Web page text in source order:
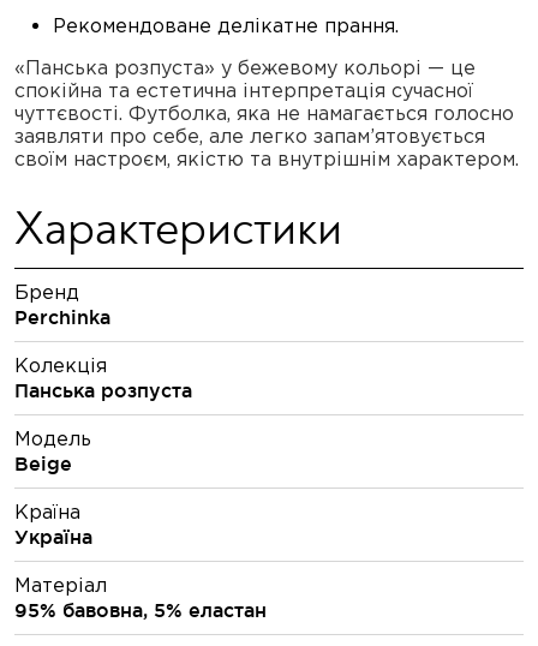
Рекомендоване делікатне прання.
«Панська розпуста» у бежевому кольорі — це
спокійна та естетична інтерпретація сучасної
чуттєвості. Футболка, яка не намагається голосно
заявляти про себе, але легко запам’ятовується
своїм настроєм, якістю та внутрішнім характером.
Характеристики
Бренд
Perchinka
Колекція
Панська розпуста
Модель
Beige
Країна
Україна
Матеріал
95% бавовна, 5% еластан